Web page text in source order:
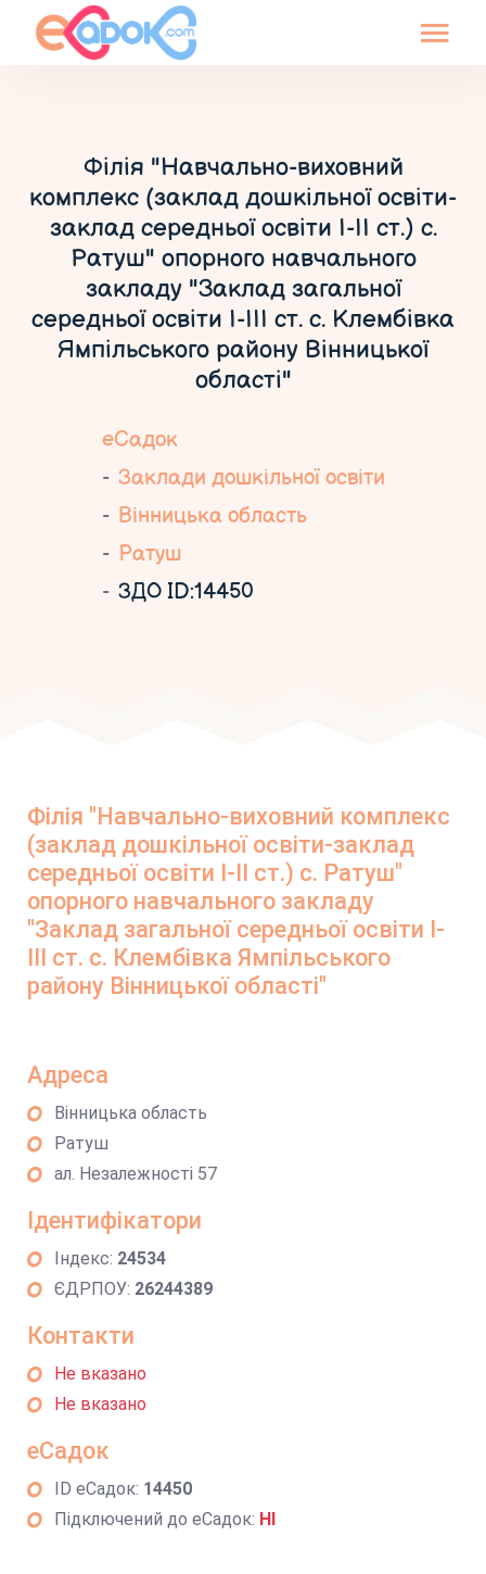
Філія "Навчально-виховний
комплекс (заклад дошкільної освіти-
заклад середньої освіти І-ІІ ст.) с.
Ратуш" опорного навчального
закладу "Заклад загальної
середньої освіти І-ІІІ ст. с. Клембівка
Ямпільського району Вінницької
області"
еСадок
Заклади дошкільної освіти
Вінницька область
Ратуш
ЗДО ID:14450
Філія "Навчально-виховний комплекс
(заклад дошкільної освіти-заклад
середньої освіти І-ІІ ст.) с. Ратуш"
опорного навчального закладу
"Заклад загальної середньої освіти І-
ІІІ ст. с. Клембівка Ямпільського
району Вінницької області"
Адреса
Вінницька область
Ратуш
ал. Незалежності 57
Ідентифікатори
Індекс: 24534
ЄДРПОУ: 26244389
Контакти
Не вказано
Не вказано
еСадок
ID еСадок: 14450
Підключений до еСадок: НІ